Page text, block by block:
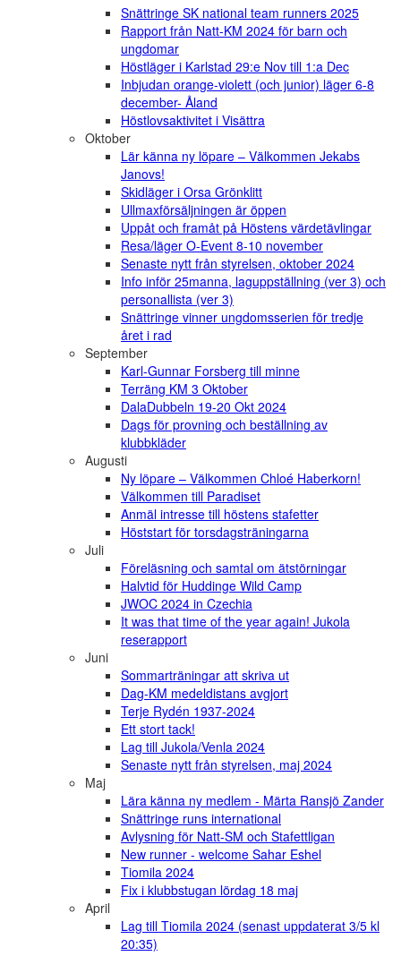
Snättringe SK national team runners 2025
Rapport från Natt-KM 2024 för barn och
ungdomar
Höstläger i Karlstad 29:e Nov till 1:a Dec
Inbjudan orange-violett (och junior) läger 6-8
december- Åland
Höstlovsaktivitet i Visättra
Oktober
Lär känna ny löpare – Välkommen Jekabs
Janovs!
Skidläger i Orsa Grönklitt
Ullmaxförsäljningen är öppen
Uppåt och framåt på Höstens värdetävlingar
Resa/läger O-Event 8-10 november
Senaste nytt från styrelsen, oktober 2024
Info inför 25manna, laguppställning (ver 3) och
personallista (ver 3)
Snättringe vinner ungdomsserien för tredje
året i rad
September
Karl-Gunnar Forsberg till minne
Terräng KM 3 Oktober
DalaDubbeln 19-20 Okt 2024
Dags för provning och beställning av
klubbkläder
Augusti
Ny löpare – Välkommen Chloé Haberkorn!
Välkommen till Paradiset
Anmäl intresse till höstens stafetter
Höststart för torsdagsträningarna
Juli
Föreläsning och samtal om ätstörningar
Halvtid för Huddinge Wild Camp
JWOC 2024 in Czechia
It was that time of the year again! Jukola
reserapport
Juni
Sommarträningar att skriva ut
Dag-KM medeldistans avgjort
Terje Rydén 1937-2024
Ett stort tack!
Lag till Jukola/Venla 2024
Senaste nytt från styrelsen, maj 2024
Maj
Lära känna ny medlem - Märta Ransjö Zander
Snättringe runs international
Avlysning för Natt-SM och Stafettligan
New runner - welcome Sahar Eshel
Tiomila 2024
Fix i klubbstugan lördag 18 maj
April
Lag till Tiomila 2024 (senast uppdaterat 3/5 kl
20:35)